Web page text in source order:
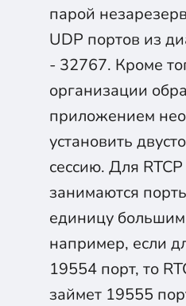
парой
UDP портов из
- 32767. Кроме
организации
приложением
установить
сессию. Для RTCP
занимаются
единицу большим
например, если
19554 порт, то
займет 19555